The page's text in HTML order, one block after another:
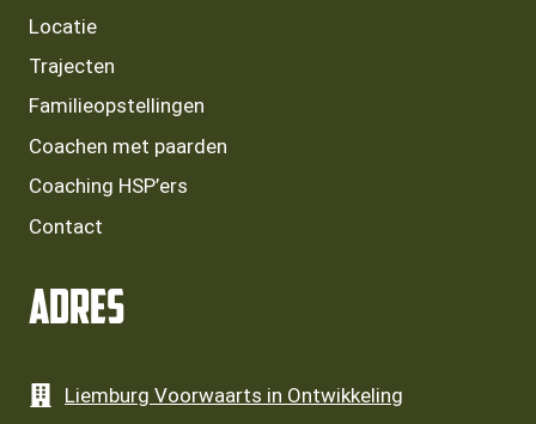
Locatie
Trajecten
Familieopstellingen
Coachen met paarden
Coaching HSP’ers
Contact
Adres
Liemburg Voorwaarts in Ontwikkeling